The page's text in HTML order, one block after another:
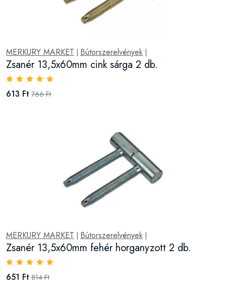
MERKURY MARKET Bútorszerelvények
Zsanér 13,5x60mm cink sárga 2 db.
613 Ft 766 Ft
MERKURY MARKET Bútorszerelvények
Zsanér 13,5x60mm fehér horganyzott 2 db.
651 Ft 814 Ft